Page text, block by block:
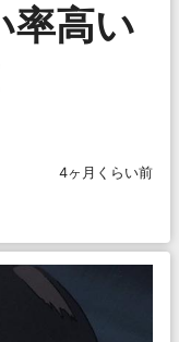
率高い
4ヶ月くらい前